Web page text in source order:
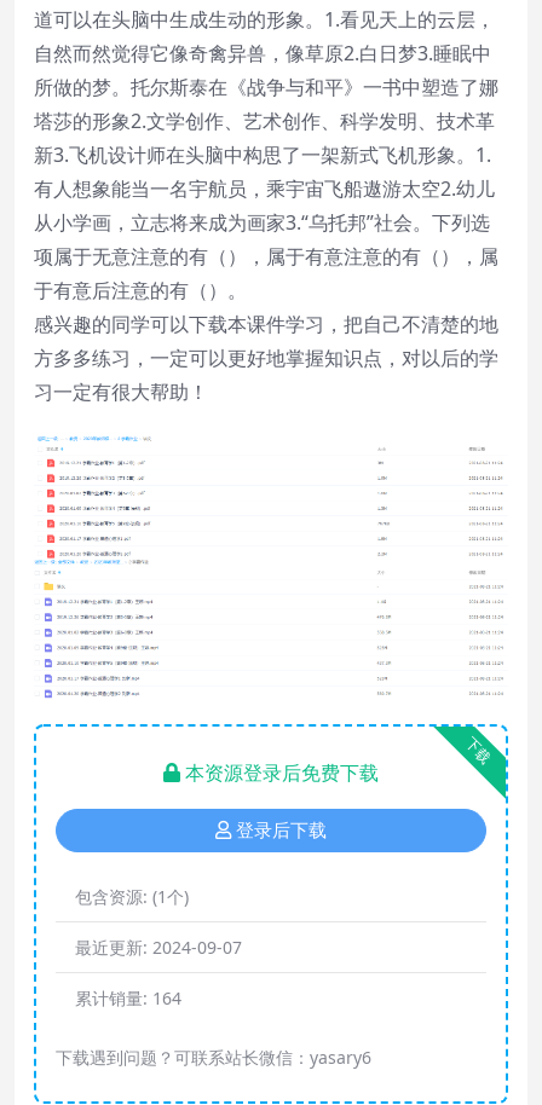
道可以在头脑中生成生动的形象。1.看见天上的云层，
自然而然觉得它像奇禽异兽，像草原2.白日梦3.睡眠中
所做的梦。托尔斯泰在《战争与和平》一书中塑造了娜
塔莎的形象2.文学创作、艺术创作、科学发明、技术革
新3.飞机设计师在头脑中构思了一架新式飞机形象。1.
有人想象能当一名宇航员，乘宇宙飞船遨游太空2.幼儿
从小学画，立志将来成为画家3.“乌托邦”社会。下列选
项属于无意注意的有（），属于有意注意的有（），属
于有意后注意的有（）。
感兴趣的同学可以下载本课件学习，把自己不清楚的地
方多多练习，一定可以更好地掌握知识点，对以后的学
习一定有很大帮助！
下载
本资源登录后免费下载
登录后下载
包含资源: (1个)
最近更新: 2024-09-07
累计销量: 164
下载遇到问题？可联系站长微信：yasary6